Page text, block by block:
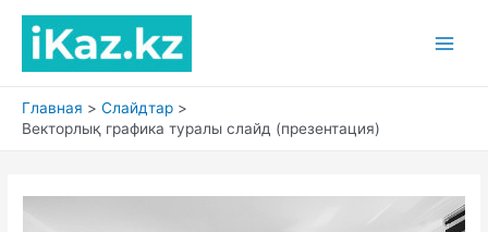
содержимому
Главная
Слайдтар
Векторлық графика туралы слайд (презентация)